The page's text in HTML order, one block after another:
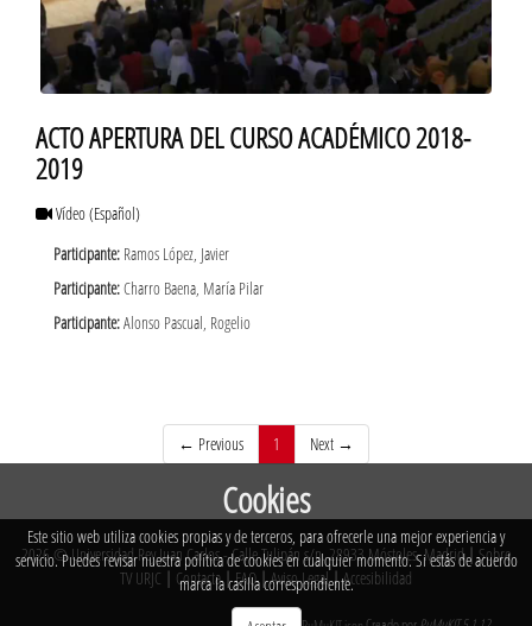
ACTO APERTURA DEL CURSO ACADÉMICO 2018-
2019
Vídeo(Español)
Participante: Ramos López, Javier
Participante:Charro Baena, María Pilar
Participante:Alonso Pascual, Rogelio
← Previous 1 (current)Next →
2026 © Universidad Rey Juan Carlos - Calle Tulipán s/n. 28933 Móstoles. Madrid| Sobre
TV URJC | Contacta |FAQ |Aviso Legal |Accesibilidad
Cookies
Este sitio web utiliza cookies propias y de terceros, para ofrecerle una mejor experiencia y
servicio. Puedes revisar nuestra política de cookies en cualquier momento. Si estás de acuerdo
marca la casilla correspondiente.